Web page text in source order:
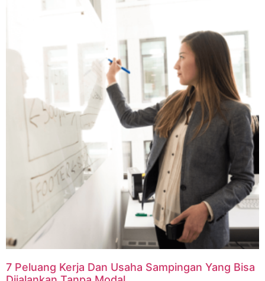
7 Peluang Kerja Dan Usaha Sampingan Yang Bisa